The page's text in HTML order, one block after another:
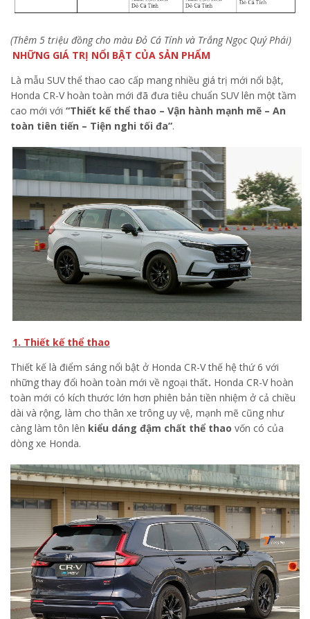
(Thêm 5 triệu đồng cho màu Đỏ Cá Tính và Trắng Ngọc Quý Phái)
NHỮNG GIÁ TRỊ NỔI BẬT CỦA SẢN PHẨM
Là mẫu SUV thể thao cao cấp mang nhiều giá trị mới nổi bật,
Honda CR-V hoàn toàn mới đã đưa tiêu chuẩn SUV lên một tầm
cao mới với “Thiết kế thể thao – Vận hành mạnh mẽ – An
toàn tiên tiến – Tiện nghi tối đa”.
1. Thiết kế thể thao
Thiết kế là điểm sáng nổi bật ở Honda CR-V thế hệ thứ 6 với
những thay đổi hoàn toàn mới về ngoại thất. Honda CR-V hoàn
toàn mới có kích thước lớn hơn phiên bản tiền nhiệm ở cả chiều
dài và rộng, làm cho thân xe trông uy vệ, mạnh mẽ cũng như
càng làm tôn lên kiểu dáng đậm chất thể thao vốn có của
dòng xe Honda.